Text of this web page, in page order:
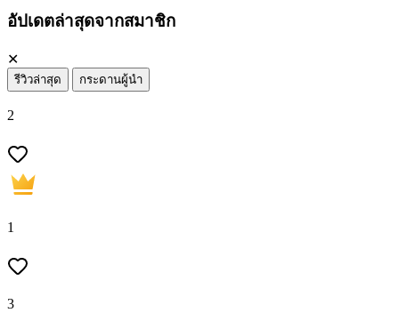
อัปเดตล่าสุดจากสมาชิก
✕
รีวิวล่าสุด กระดานผู้นำ
2
1
3